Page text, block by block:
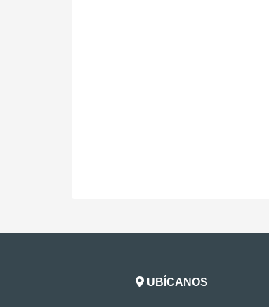
UBÍCANOS